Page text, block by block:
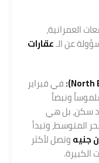
العمرانية،
عقارات
في فبراير
ملموساً ونبضاً
سكن، بل هي
المتوسط، وتبدأ
وتصل لأكثر
الكبيرة.